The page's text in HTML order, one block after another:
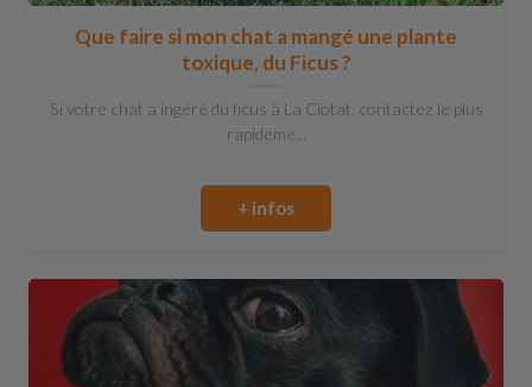
Que faire si mon chat a mangé une plante
toxique, du Ficus ?
Si votre chat a ingéré du ficus à La Ciotat, contactez le plus
rapideme...
+ infos